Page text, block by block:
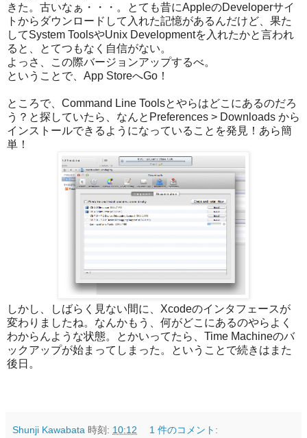
きた。古いなぁ・・・。とても昔にAppleのDeveloperサイ
トからダウンロードして入れた記憶があるんだけど、果た
してSystem ToolsやUnix Developmentを入れたかと言われ
ると、とてつもなく自信がない。
よっさ、この際バージョンアップするべ。
ということで、App StoreへGo！
ところで、Command Line Toolsとやらはどこにあるのだろ
う？と探していたら、なんとPreferences > Downloads から
インストールできるようになっていることを発見！あら簡
単！
しかし、しばらく見ない間に、Xcodeのインタフェースが
変わりましたね。なんかもう、何がどこにあるのやらよく
わからんような状態。とかいってたら、Time Machineのバ
ックアップが始まってしまった。ということで続きはまた
後日。
Shunji Kawabata 時刻: 10:12 1 件のコメント: